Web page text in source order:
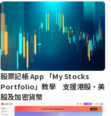
股票記帳 App 「My Stocks
Portfolio」教學 支援港股、美
股及加密貨幣